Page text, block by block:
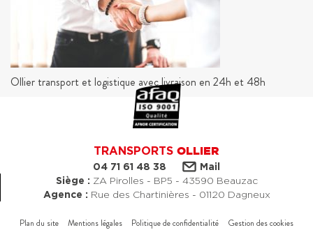
Ollier transport et logistique avec livraison en 24h et 48h
TRANSPORTS OLLIER
04 71 61 48 38
Mail
Siège : ZA Pirolles - BP5 - 43590 Beauzac
Agence : Rue des Chartinières - 01120 Dagneux
Plan du site Mentions légales Politique de confidentialité
Gestion des cookies